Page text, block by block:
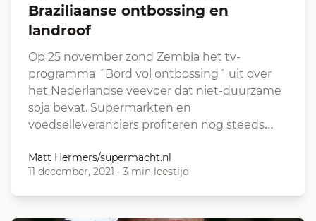
Braziliaanse ontbossing en
landroof
Op 25 november zond Zembla het tv-
programma ´Bord vol ontbossing´ uit over
het Nederlandse veevoer dat niet-duurzame
soja bevat. Supermarkten en
voedselleveranciers profiteren nog steeds…
Matt Hermers/supermacht.nl
11 december, 2021 · 3 min leestijd